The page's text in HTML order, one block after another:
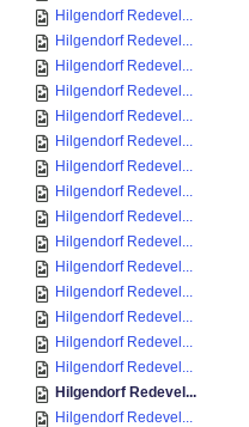
Hilgendorf Redevel...
Hilgendorf Redevel...
Hilgendorf Redevel...
Hilgendorf Redevel...
Hilgendorf Redevel...
Hilgendorf Redevel...
Hilgendorf Redevel...
Hilgendorf Redevel...
Hilgendorf Redevel...
Hilgendorf Redevel...
Hilgendorf Redevel...
Hilgendorf Redevel...
Hilgendorf Redevel...
Hilgendorf Redevel...
Hilgendorf Redevel...
Hilgendorf Redevel...
Hilgendorf Redevel...